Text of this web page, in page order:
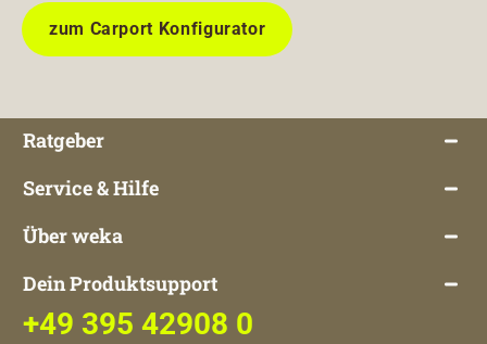
zum Carport Konfigurator
Ratgeber
Service & Hilfe
Über weka
Dein Produktsupport
+49 395 42908 0